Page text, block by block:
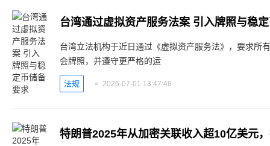
台湾通过虚拟资产服务法案 引入牌照与稳
台湾立法机构于近日通过《虚拟资产服务法》，要求所
会牌照，并遵守更严格的运
法规 2026-07-01 13:47:48
特朗普2025年从加密关联收入超10亿美元